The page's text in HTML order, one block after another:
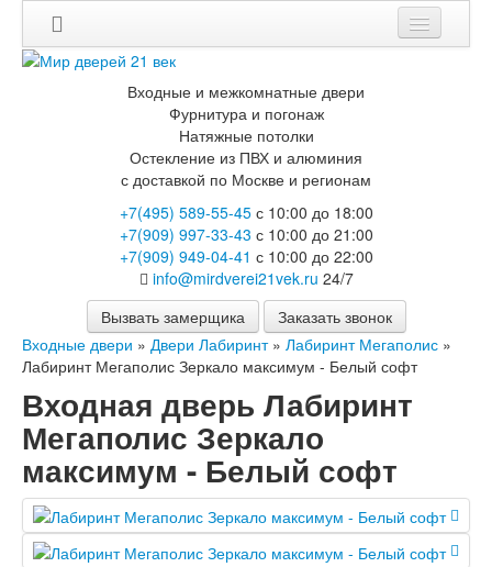
Входные и межкомнатные двери
Фурнитура и погонаж
Натяжные потолки
Остекление из ПВХ и алюминия
с доставкой по Москве и регионам
+7(495) 589-55-45с 10:00 до 18:00
+7(909) 997-33-43 с 10:00 до 21:00
+7(909) 949-04-41 с 10:00 до 22:00
info@mirdverei21vek.ru 24/7
Вызвать замерщика
Заказать звонок
Входные двери » Двери Лабиринт» Лабиринт Мегаполис »
Лабиринт Мегаполис Зеркало максимум - Белый софт
Входная дверь Лабиринт
Мегаполис Зеркало
максимум - Белый софт